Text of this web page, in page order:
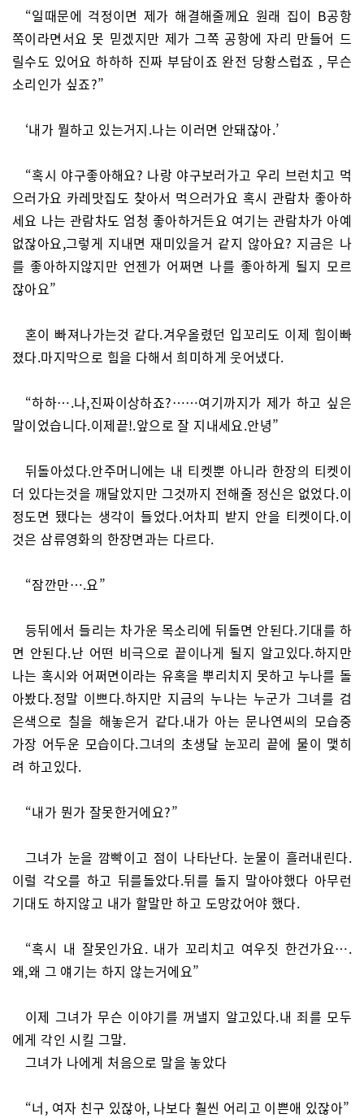
“일때문에 걱정이면 제가 해결해줄께요 원래 집이 B공항
쪽이라면서요 못 믿겠지만 제가 그쪽 공항에 자리 만들어 드
릴수도 있어요 하하하 진짜 부담이죠 완전 당황스럽죠 , 무슨
소리인가 싶죠?”
‘내가 뭘하고 있는거지.나는 이러면 안돼잖아.’
“혹시 야구좋아해요? 나랑 야구보러가고 우리 브런치고 먹
으러가요 카레맛집도 찾아서 먹으러가요 혹시 관람차 좋아하
세요 나는 관람차도 엄청 좋아하거든요 여기는 관람차가 아예
없잖아요,그렇게 지내면 재미있을거 같지 않아요? 지금은 나
를 좋아하지않지만 언젠가 어쩌면 나를 좋아하게 될지 모르
잖아요”
혼이 빠져나가는것 같다.겨우올렸던 입꼬리도 이제 힘이빠
졌다.마지막으로 힘을 다해서 희미하게 웃어냈다.
“하하….나,진짜이상하죠?……여기까지가 제가 하고 싶은
말이었습니다.이제끝!.앞으로 잘 지내세요.안녕”
뒤돌아섰다.안주머니에는 내 티켓뿐 아니라 한장의 티켓이
더 있다는것을 깨달았지만 그것까지 전해줄 정신은 없었다.이
정도면 됐다는 생각이 들었다.어차피 받지 안을 티켓이다.이
것은 삼류영화의 한장면과는 다르다.
“잠깐만….요”
등뒤에서 들리는 차가운 목소리에 뒤돌면 안된다.기대를 하
면 안된다.난 어떤 비극으로 끝이나게 될지 알고있다.하지만
나는 혹시와 어쩌면이라는 유혹을 뿌리치지 못하고 누나를 돌
아봤다.정말 이쁘다.하지만 지금의 누나는 누군가 그녀를 검
은색으로 칠을 해놓은거 같다.내가 아는 문나연씨의 모습중
가장 어두운 모습이다.그녀의 초생달 눈꼬리 끝에 물이 맻히
려 하고있다.
“내가 뭔가 잘못한거에요?”
그녀가 눈을 깜빡이고 점이 나타난다. 눈물이 흘러내린다.
이럴 각오를 하고 뒤를돌았다.뒤를 돌지 말아야했다 아무런
기대도 하지않고 내가 할말만 하고 도망갔어야 했다.
“혹시 내 잘못인가요. 내가 꼬리치고 여우짓 한건가요….
왜,왜 그 얘기는 하지 않는거에요”
이제 그녀가 무슨 이야기를 꺼낼지 알고있다.내 죄를 모두
에게 각인 시킬 그말.
그녀가 나에게 처음으로 말을 놓았다
“너, 여자 친구 있잖아, 나보다 훨씬 어리고 이쁜애 있잖아”